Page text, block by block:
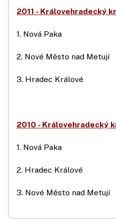
2011 - Královehradecký
1. Nová Paka
2. Nové Město nad Metují
3. Hradec Králové
2010 - Královehradecký
1. Nová Paka
2. Hradec Králové
3. Nové Město nad Metují